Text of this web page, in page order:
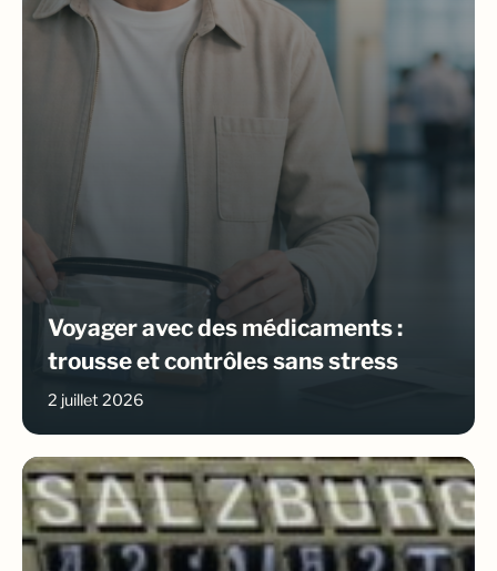
Voyager avec des médicaments :
trousse et contrôles sans stress
2 juillet 2026